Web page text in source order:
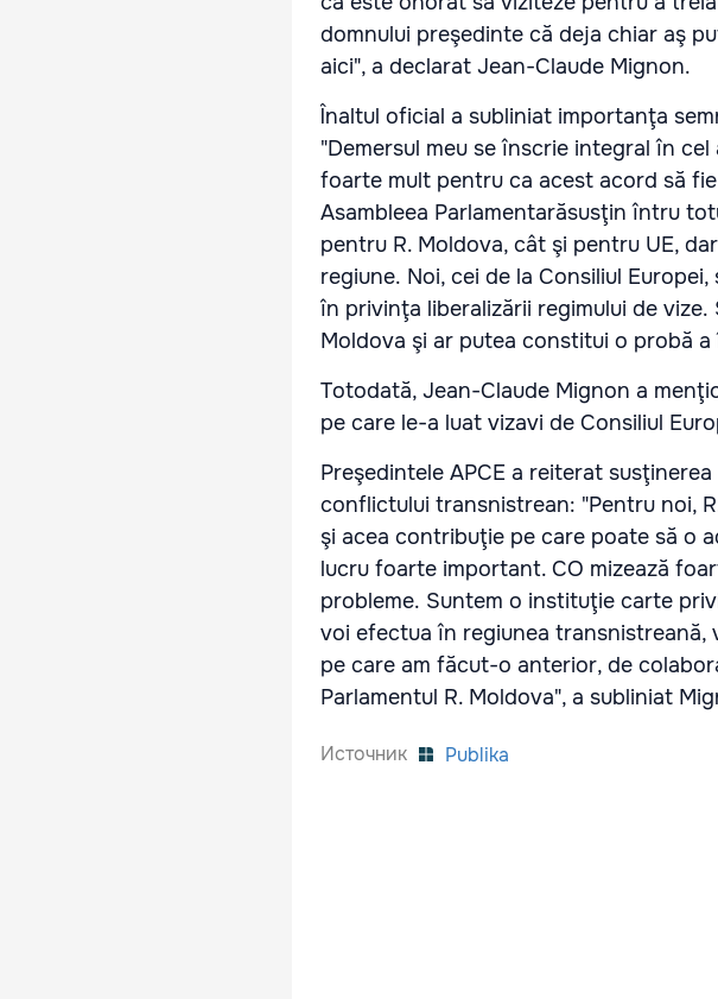
domnului preşedinte că deja chiar aş
aici", a declarat Jean-Claude Mignon.
Înaltul oficial a subliniat importanţa
"Demersul meu se înscrie integral în
foarte mult pentru ca acest acord să
Asambleea Parlamentarăsusţin întru
pentru R. Moldova, cât şi pentru UE,
regiune. Noi, cei de la Consiliul
în privinţa liberalizării regimului de
Moldova şi ar putea constitui o probă
Totodată, Jean-Claude Mignon a
pe care le-a luat vizavi de Consiliul
Preşedintele APCE a reiterat
conflictului transnistrean: "Pentru noi,
şi acea contribuţie pe care poate să o
lucru foarte important. CO mizează
probleme. Suntem o instituţie carte
voi efectua în regiunea
pe care am făcut-o anterior, de
Parlamentul R. Moldova", a subliniat
Источник Publika